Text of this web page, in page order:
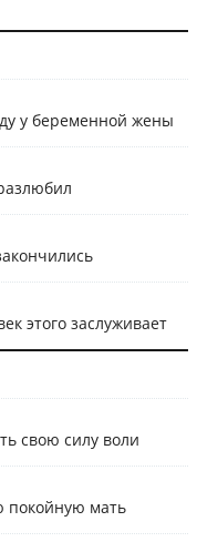
у беременной жены
этого заслуживает
свою силу воли
покойную мать